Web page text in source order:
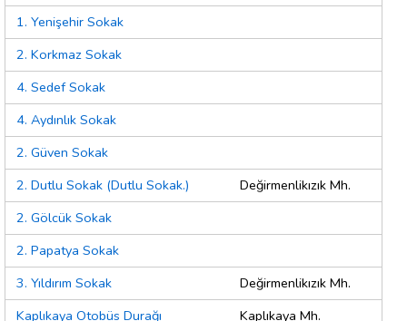
1. Yenişehir Sokak
2. Korkmaz Sokak
4. Sedef Sokak
4. Aydınlık Sokak
2. Güven Sokak
2. Dutlu Sokak (Dutlu Sokak.)
Değirmenlikızık Mh.
2. Gölcük Sokak
2. Papatya Sokak
3. Yıldırım Sokak
Değirmenlikızık Mh.
Kaplıkaya Otobüs Durağı
Kaplıkaya Mh.